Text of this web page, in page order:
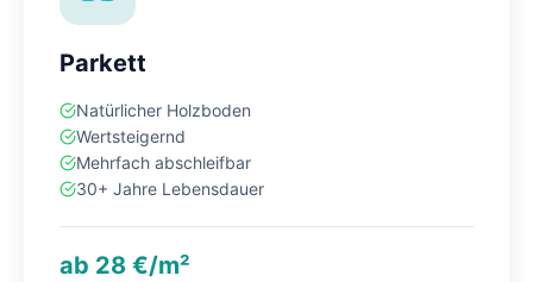
Parkett
Natürlicher Holzboden
Wertsteigernd
Mehrfach abschleifbar
30+ Jahre Lebensdauer
ab 28 €/m²